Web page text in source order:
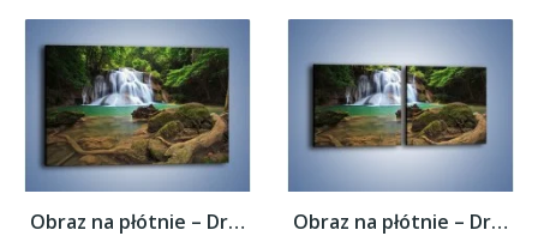
Obraz na płótnie – Drzewa schowane za... Obraz na płótnie – Drzewa schowane za...